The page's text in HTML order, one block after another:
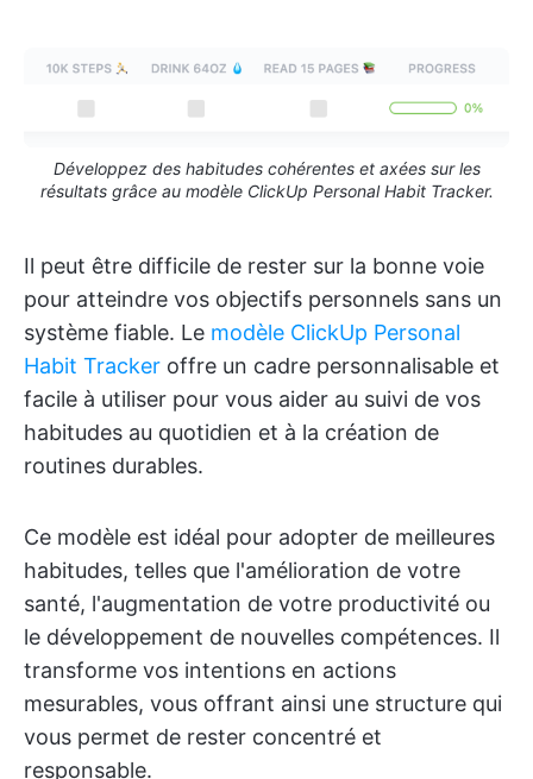
Développez des habitudes cohérentes et axées sur les
résultats grâce au modèle ClickUp Personal Habit Tracker.
Il peut être difficile de rester sur la bonne voie
pour atteindre vos objectifs personnels sans un
système fiable. Le modèle ClickUp Personal
Habit Tracker offre un cadre personnalisable et
facile à utiliser pour vous aider au suivi de vos
habitudes au quotidien et à la création de
routines durables.
Ce modèle est idéal pour adopter de meilleures
habitudes, telles que l'amélioration de votre
santé, l'augmentation de votre productivité ou
le développement de nouvelles compétences. Il
transforme vos intentions en actions
mesurables, vous offrant ainsi une structure qui
vous permet de rester concentré et
responsable.